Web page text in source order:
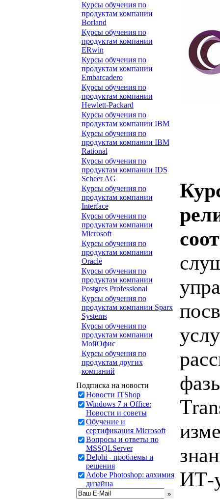
Курсы обучения по
продуктам компании
Borland
Курсы обучения по
продуктам компании
ERwin
Курсы обучения по
продуктам компании
Embarcadero
Курсы обучения по
продуктам компании
Hewlett-Packard
Курсы обучения по
продуктам компании IBM
Курсы обучения по
продуктам компании IBM
Rational
Курсы обучения по
продуктам компании IDS
Scheer AG
Курсы обучения по
продуктам компании
Interface
Курсы обучения по
продуктам компании
Microsoft
Курсы обучения по
продуктам компании
Oracle
Курсы обучения по
продуктам компании
Postgres Professional
Курсы обучения по
продуктам компании Sparx
Systems
Курсы обучения по
продуктам компании
МойОфис
Курсы обучения по
продуктам других
компаний
Подписка на новости
Новости ITShop
Windows 7 и Office:
Новости и советы
Обучение и
сертификация Microsoft
Вопросы и ответы по
MSSQLServer
Delphi - проблемы и
решения
Adobe Photoshop: алхимия
дизайна
ИТ-